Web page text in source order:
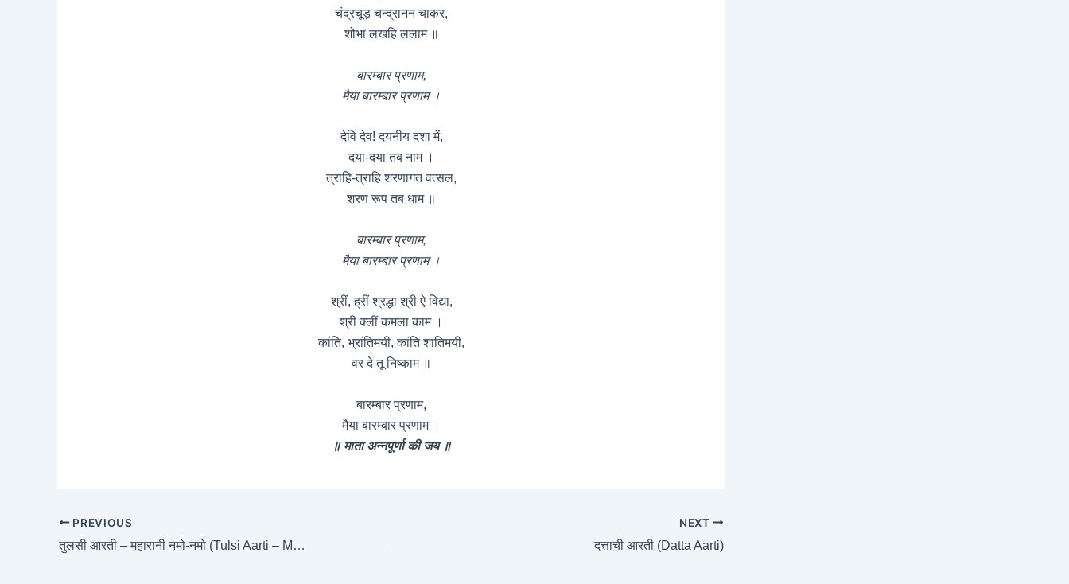
चंद्रचूड़ चन्द्रानन चाकर,
शोभा लखहि ललाम ॥
बारम्बार प्रणाम,
मैया बारम्बार प्रणाम ।
देवि देव! दयनीय दशा में,
दया-दया तब नाम ।
त्राहि-त्राहि शरणागत वत्सल,
शरण रूप तब धाम ॥
बारम्बार प्रणाम,
मैया बारम्बार प्रणाम ।
श्रीं, ह्रीं श्रद्धा श्री ऐ विद्या,
श्री क्लीं कमला काम ।
कांति, भ्रांतिमयी, कांति शांतिमयी,
वर दे तू निष्काम ॥
बारम्बार प्रणाम,
मैया बारम्बार प्रणाम ।
॥ माता अन्नपूर्णा की जय ॥
PREVIOUS
तुलसी आरती – महारानी नमो-नमो (Tulsi Aarti – Maharani Namo Namo)
NEXT
दत्ताची आरती (Datta Aarti)